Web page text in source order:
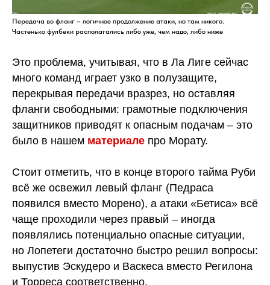
Передача во фланг – логичное продолжение атаки, но там никого.
Частенько фулбеки располагались либо уже, чем надо, либо ниже
Это проблема, учитывая, что в Ла Лиге сейчас
много команд играет узко в полузащите,
перекрывая передачи вразрез, но оставляя
фланги свободными: грамотные подключения
защитников приводят к опасным подачам – это
было в нашем материале про Морату.
Стоит отметить, что в конце второго тайма Руби
всё же освежил левый фланг (Педраса
появился вместо Морено), а атаки «Бетиса» всё
чаще проходили через правый – иногда
появлялись потенциально опасные ситуации,
но Лопетеги достаточно быстро решил вопросы:
выпустив Эскудеро и Васкеса вместо Регилона
и Торреса соответственно.